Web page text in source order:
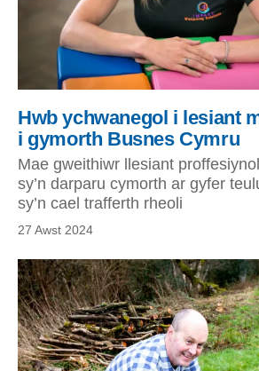
Hwb ychwanegol i lesiant
i gymorth Busnes Cymru
27 Awst 2024
Mae gweithiwr llesiant
sy’n darparu cymorth ar gyfer
sy’n cael trafferth rheoli